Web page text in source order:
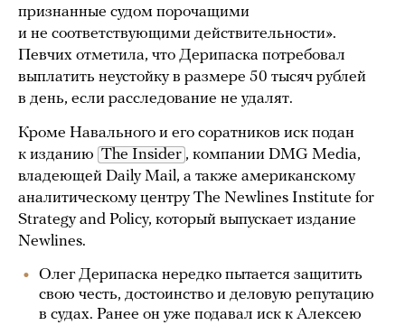
признанные судом порочащими
и не соответствующими действительности».
Певчих отметила, что Дерипаска потребовал
выплатить неустойку в размере 50 тысяч рублей
в день, если расследование не удалят.
Кроме Навального и его соратников иск подан
к изданию The Insider , компании DMG Media,
владеющей Daily Mail, а также американскому
аналитическому центру The Newlines Institute for
Strategy and Policy, который выпускает издание
Newlines.
Олег Дерипаска нередко пытается защитить
свою честь, достоинство и деловую репутацию
в судах. Ранее он уже подавал иск к Алексею